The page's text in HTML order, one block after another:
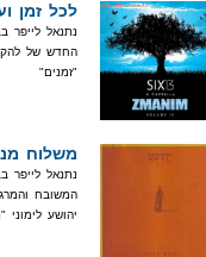
לכל זמן
נתנאל לייפר
"זמנים"
משלוח
נתנאל לייפר
המשובח
יהושע לימוני